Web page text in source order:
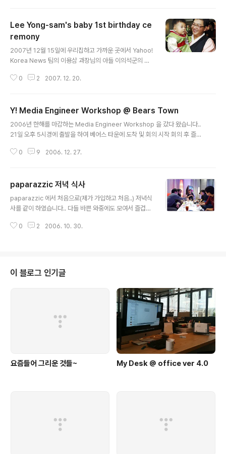
진희씨도 저녁을 먹고 계시네요. 저녁먹고 이사님과 마리
오 카트 한판을~~ 10주년 기념 로고에서 기념 촬영도 하
고~~ 다시 작업을 하다가 보니 야식을 먹을 시간이.. 저녁
으로는 치킨,족발,맥주가 나왔네요.. 야식후 다시금 키보드
쓰시는 신기한 취향의 조율님.. 어느덧 24시간이..
Lee Yong-sam's baby 1st birthday ce
remony
2007년 12월 15일에 우리집하고 가까운 곳에서 Yahoo!
Korea News 팀의 이용삼 과장님의 아들 이의석군의 돌
음식도 맛있었고.. 행사도 잼 있었습니다. 많은 분들이 참석
명이서 촬영을 하게 되었습니다. 이용삼 과장님의 친구, 회
사 동료 등 많은 분들이 와주셨습니다. 그리고 다른 돌잔치
와 다르게 이벤트를 하여 상품을 오신 분들에게 나누어 주
요.. 그리고 이용삼 과장님 사모님의 꼼꼼함이 입구 옆 테이
0 2 2007. 12. 20.
Y! Media Engineer Workshop @ Bears Town
2006년 한해를 마감하는 Media Engineer Workshop 을 갔다 왔습니다..
21일 오후 5시경에 출발을 하여 베어스 타운에 도착 및 회의 시작 회의 후 즐거
바를 서로들 이야기 하면서 Yahoo! 가 더욱더 발전하기를 기원하면서 그렇게
7년에는 다시 새롭게 홧팅을 외치며 열심히 달려 봅시다~~ㅏ Yahoo! 화이팅
~~ Yahoo! Korea 화이팅~~ Yahoo! Korea Media 화이팅~~ more pho
tos : >
0 9 2006. 12. 27.
paparazzic 저녁 식사
paparazzic 에서 처음으로(제가 가입하고 처음..) 저녁식
사를 같이 하였습니다.. 다들 바쁜 와중에도 모여서 즐겁게
잔하고 집으로 발길을 하였습니다.. 다들 처음 보았지만...
0 2 2006. 10. 30.
이 블로그 인기글
요즘들어 그리운 것들~ My Desk @ office ver 4.0